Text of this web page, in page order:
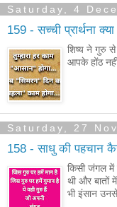
Saturday, 4
159 - सच्ची प्रार्थना क्या
शिष्य ने गुरु से
आपके होंठ
Saturday, 27
158 - साधु की पहचान
किसी जंगल में
थी और बातों
भी इंसान